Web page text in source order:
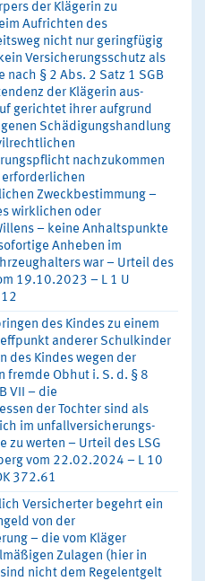
der Klägerin zu
Aufrichten des
nicht nur geringfügig
Versicherungsschutz als
nach § 2 Abs. 2 Satz 1 SGB
der Klägerin aus-
gerichtet ihrer aufgrund
Schädigungshandlung
nachzukommen
Zweckbestimmung –
wirklichen oder
– keine Anhaltspunkte
Anheben im
war – Urteil des
19.10.2023 – L 1 U
des Kindes zu einem
anderer Schulkinder
des Kindes wegen der
fremde Obhut i. S. d. § 8
VII – die
der Tochter sind als
im unfallversicherungs-
zu werten – Urteil des LSG
vom 22.02.2024 – L 10
372.61
Versicherter begehrt ein
von der
– die vom Kläger
Zulagen (hier in
nicht dem Regelentgelt